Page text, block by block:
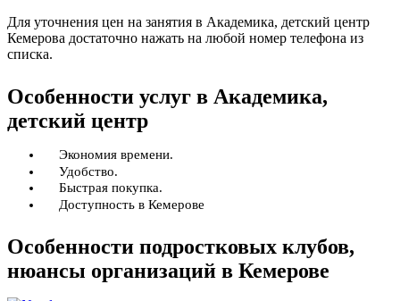
Для уточнения цен на занятия в Академика, детский центр
Кемерова достаточно нажать на любой номер телефона из
списка.
Особенности услуг в Академика,
детский центр
Экономия времени.
Удобство.
Быстрая покупка.
Доступность в Кемерове
Особенности подростковых клубов,
нюансы организаций в Кемерове